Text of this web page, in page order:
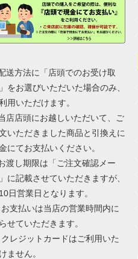
送方法に「店頭でのお受け取
をお選びいただいた場合のみ、
用いただけます。
店店頭にお越しいただいて、ご
いただきました商品と引換えに
にてお支払いください。
渡し期限は「ご注文確認メー
に記載させていただきますが、
日営業日となります。
支払いは当店の営業時間内に
せていただきます。
レジットカードはご利用いた
ません。